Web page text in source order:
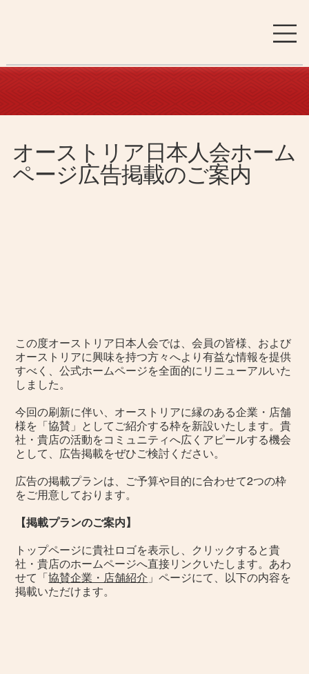
オーストリア日本人会ホーム
ページ広告掲載のご案内
この度オーストリア日本人会では、会員の皆様、および
オーストリアに興味を持つ方々へより有益な情報を提供
すべく、公式ホームページを全面的にリニューアルいた
しました。
今回の刷新に伴い、オーストリアに縁のある企業・店舗
様を「協賛」としてご紹介する枠を新設いたします。貴
社・貴店の活動をコミュニティへ広くアピールする機会
として、広告掲載をぜひご検討ください。
広告の掲載プランは、ご予算や目的に合わせて2つの枠
をご用意しております。
【掲載プランのご案内】
トップページに貴社ロゴを表示し、クリックすると貴
社・貴店のホームページへ直接リンクいたします。あわ
せて「協賛企業・店舗紹介 」ページにて、以下の内容を
掲載いただけます。